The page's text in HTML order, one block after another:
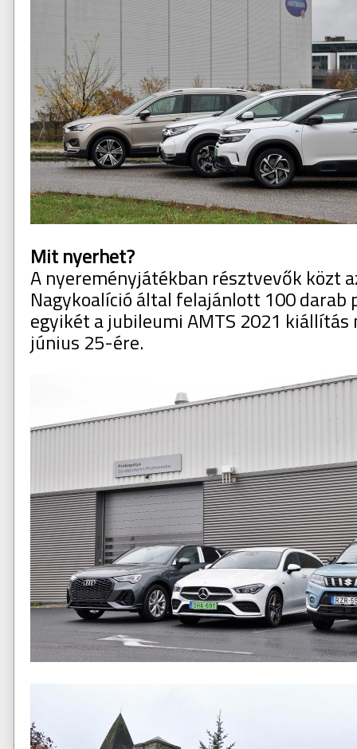
Mit nyerhet?
A nyereményjátékban résztvevők közt
Nagykoalíció által felajánlott 100 darab
egyikét a jubileumi AMTS 2021
június 25-ére.